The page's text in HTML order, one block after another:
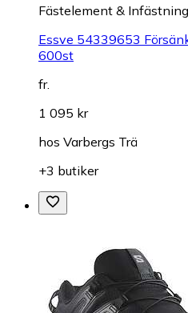
Fästelement &
Essve 54339653
600st
fr.
1 095 kr
hos Varbergs Trä
+3 butiker